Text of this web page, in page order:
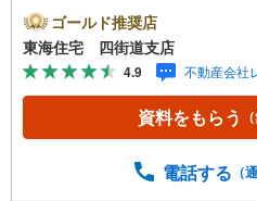
業時間】9:30-18:30この時
のほうがスムーズにご対
さい！《東海住宅四街道
心してお任せください！
ださい。豊富な地元情報
任をもって全力でお客様
軽にお問い合わせくださ
ゴールド推奨店
東海住宅 四街道支店
4.9 不動産会社
資料をもらう
電話する （